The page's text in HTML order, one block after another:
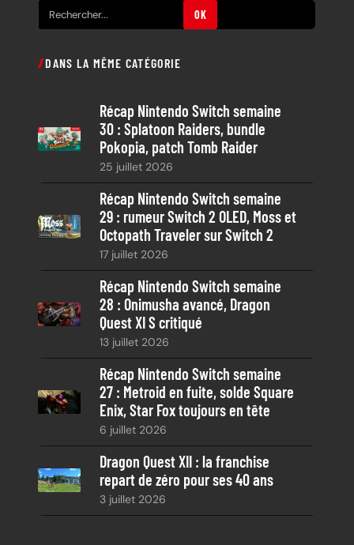
e
h
c
h
OK
DANS LA MÊME CATÉGORIE
Récap Nintendo Switch semaine
30 : Splatoon Raiders, bundle
Pokopia, patch Tomb Raider
25 juillet 2026
Récap Nintendo Switch semaine
29 : rumeur Switch 2 OLED, Moss et
Octopath Traveler sur Switch 2
17 juillet 2026
Récap Nintendo Switch semaine
28 : Onimusha avancé, Dragon
Quest XI S critiqué
13 juillet 2026
Récap Nintendo Switch semaine
27 : Metroid en fuite, solde Square
Enix, Star Fox toujours en tête
6 juillet 2026
Dragon Quest XII : la franchise
repart de zéro pour ses 40 ans
3 juillet 2026